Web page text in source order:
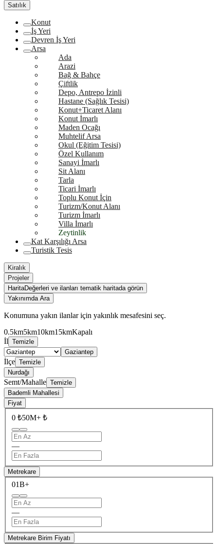
Satılık
Konut
İş Yeri
Devren İş Yeri
Arsa
Ada
Arazi
Bağ & Bahçe
Çiftlik
Depo, Antrepo İzinli
Hastane (Sağlık Tesisi)
Konut+Ticaret Alanı
Konut İmarlı
Maden Ocağı
Muhtelif Arsa
Okul (Eğitim Tesisi)
Özel Kullanım
Sanayi İmarlı
Sit Alanı
Tarla
Ticari İmarlı
Toplu Konut İçin
Turizm/Konut Alanı
Turizm İmarlı
Villa İmarlı
Zeytinlik
Kat Karşılığı Arsa
Turistik Tesis
Kiralık
Projeler
HaritaDeğerleri ve ilanları tematik haritada görün
Yakınımda Ara
Konumuna yakın ilanlar için yakınlık mesafesini seç.
0.5km5km10km15kmKapalı
İl Temizle
Gaziantep
İlçe Temizle
Nurdağı
Semt/Mahalle Temizle
Bademli Mahallesi
Fiyat
0 ₺50M+ ₺
—
Metrekare
01B+
—
Metrekare Birim Fiyatı